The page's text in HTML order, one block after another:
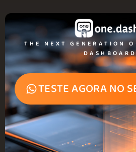
THE NEXT GENERATION
TESTE AGORA NO